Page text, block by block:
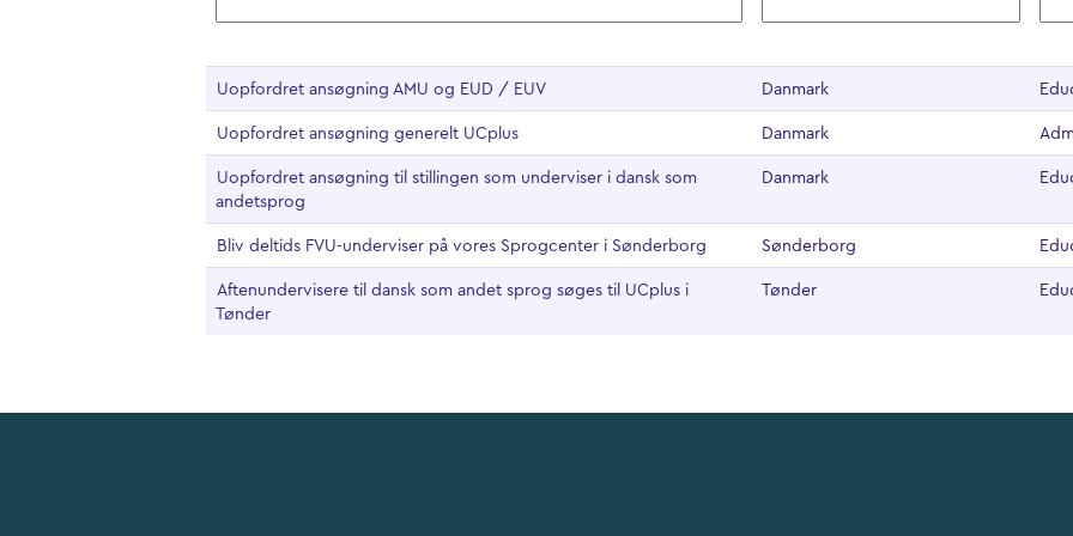
Uopfordret ansøgning AMU og EUD / EUV
Danmark
Uopfordret ansøgning generelt UCplus
Danmark
Uopfordret ansøgning til stillingen som underviser i dansk som
andetsprog
Danmark
Bliv deltids FVU-underviser på vores Sprogcenter i Sønderborg Sønderborg
Aftenundervisere til dansk som andet sprog søges til UCplus i
Tønder
Tønder